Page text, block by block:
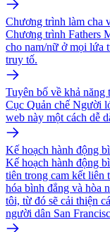
Chương trình làm cha
Chương trình Fathers
cho nam/nữ ở mọi lứa
truy tố.
Tuyên bố về khả năng
Cục Quản chế Người
web này một cách dễ
Kế hoạch hành động
Kế hoạch hành động
tiên trong cam kết liên
hóa bình đẳng và hòa
tôi, từ đó sẽ cải thiện
người dân San